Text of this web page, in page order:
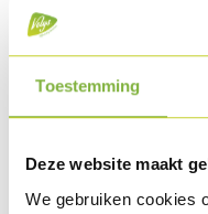
Toestemming
Deze website maakt
We gebruiken cookies